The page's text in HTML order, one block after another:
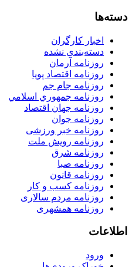
دسته‌ها
اخبار کارگران
دسته‌بندی نشده
روزنامه آرمان
روزنامه اقتصاد پویا
روزنامه جام جم
روزنامه جمهوري اسلامي
روزنامه جهان اقتصاد
روزنامه جوان
روزنامه خبر ورزشى
روزنامه رویش ملت
روزنامه شرق
روزنامه صبا
روزنامه قانون
روزنامه كسب و كار
روزنامه مردم سالاری
روزنامه همشهری
اطلاعات
ورود